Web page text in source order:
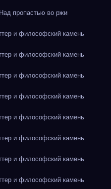
пропастью во ржи
и философский камень
и философский камень
и философский камень
и философский камень
и философский камень
и философский камень
и философский камень
и философский камень